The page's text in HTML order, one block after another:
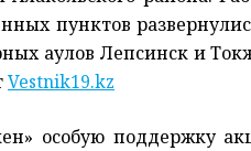
пунктов
аулов Лепсинск и
Vestnik19.kz
особую поддержку